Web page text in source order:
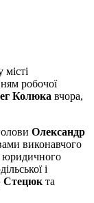
робочої
Колюка вчора,
Олександр
виконавчого
юридичного
і
Стецюк та